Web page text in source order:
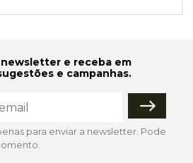
newsletter e receba em
e campanhas.
para enviar a newsletter. Pode